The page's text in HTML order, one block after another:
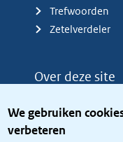
We gebruiken
verbeteren
Trefwoorden
Zetelverdeler
Over deze site
Privacy